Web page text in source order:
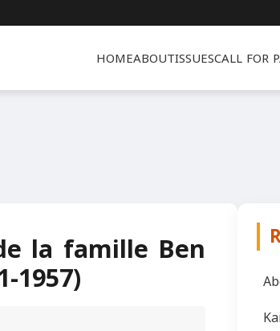
HOMEABOUTISSUESCALL FOR
la famille Ben
1957)